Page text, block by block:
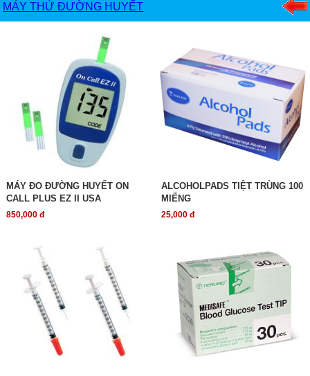
MÁY THỬ ĐƯỜNG HUYẾT
MÁY ĐO ĐƯỜNG HUYẾT ON
CALL PLUS EZ II USA
850,000 đ
ALCOHOLPADS TIỆT TRÙNG 100
MIẾNG
25,000 đ